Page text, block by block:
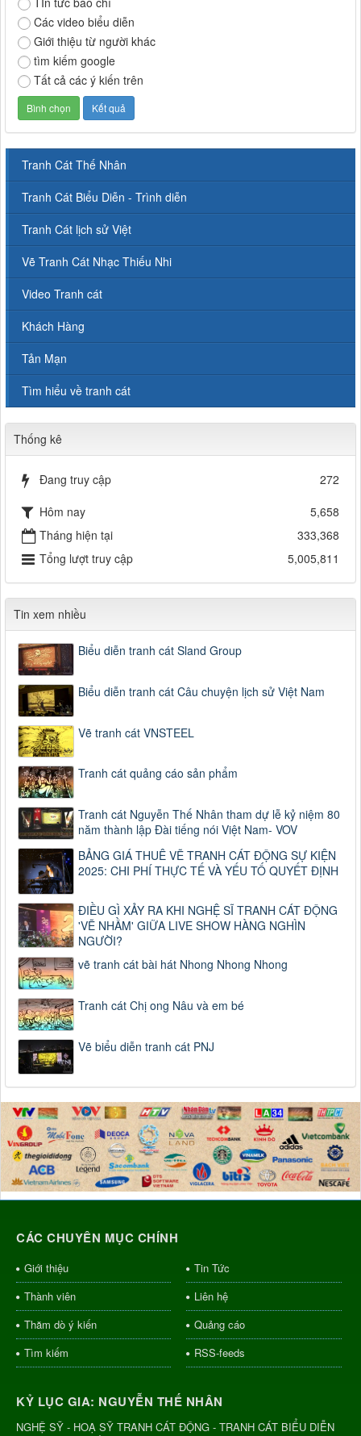
Các video biểu diễn
Giới thiệu từ người khác
tìm kiếm google
Tất cả các ý kiến trên
Tranh Cát Thế Nhân
Tranh Cát Biểu Diễn - Trình diễn
Tranh Cát lịch sử Việt
Vẽ Tranh Cát Nhạc Thiếu Nhi
Video Tranh cát
Khách Hàng
Tản Mạn
Tìm hiểu về tranh cát
Thống kê
Đang truy cập
272
Hôm nay
5,658
Tháng hiện tại
333,368
Tổng lượt truy cập
5,005,811
Tin xem nhiều
Biểu diễn tranh cát Sland Group
Biểu diễn tranh cát Câu chuyện lịch sử Việt Nam
Vẽ tranh cát VNSTEEL
Tranh cát quảng cáo sản phẩm
Tranh cát Nguyễn Thế Nhân tham dự lễ kỷ niệm 80
năm thành lập Đài tiếng nói Việt Nam- VOV
BẢNG GIÁ THUÊ VẼ TRANH CÁT ĐỘNG SỰ KIỆN
2025: CHI PHÍ THỰC TẾ VÀ YẾU TỐ QUYẾT ĐỊNH
ĐIỀU GÌ XẢY RA KHI NGHỆ SĨ TRANH CÁT ĐỘNG
'VẼ NHẦM' GIỮA LIVE SHOW HÀNG NGHÌN
NGƯỜI?
vẽ tranh cát bài hát Nhong Nhong Nhong
Tranh cát Chị ong Nâu và em bé
Vẽ biểu diễn tranh cát PNJ
CÁC CHUYÊN MỤC CHÍNH
Giới thiệu
Tin Tức
Thành viên
Liên hệ
Thăm dò ý kiến
Quảng cáo
Tìm kiếm
RSS-feeds
KỶ LỤC GIA: NGUYỄN THẾ NHÂN
NGHỆ SỸ - HOẠ SỸ TRANH CÁT ĐỘNG - TRANH CÁT BIỂU DIỄN